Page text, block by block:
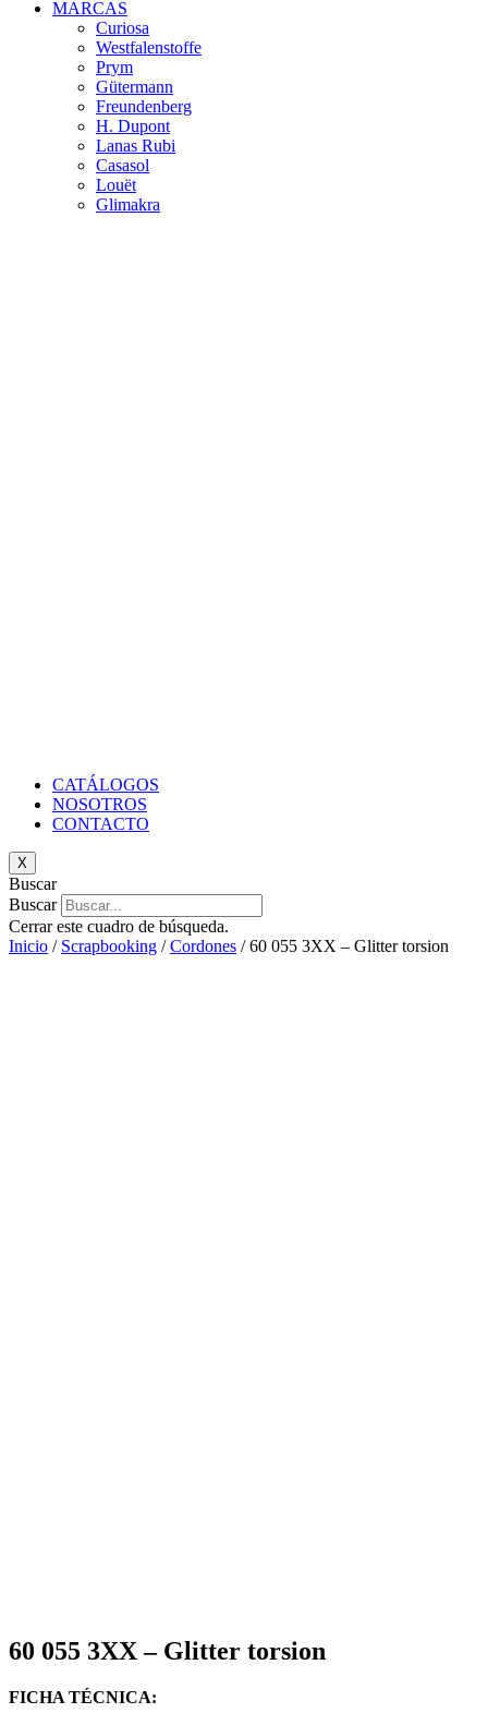
MARCAS
Curiosa
Westfalenstoffe
Prym
Gütermann
Freundenberg
H. Dupont
Lanas Rubi
Casasol
Louët
Glimakra
CATÁLOGOS
NOSOTROS
CONTACTO
X
Buscar
Buscar
Cerrar este cuadro de búsqueda.
Inicio / Scrapbooking /Cordones / 60 055 3XX – Glitter torsion
60 055 3XX – Glitter torsion
FICHA TÉCNICA: